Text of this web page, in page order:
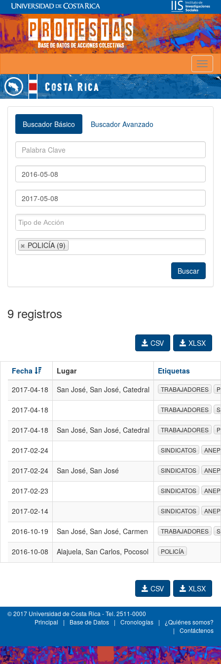
Buscador Básico Buscador Avanzado
POLICÍA (9)
9 registros
XLSX
CSV
Fecha Lugar
Etiquetas
2017-04-18
San José, San José, Catedral TRABAJADORES
2017-04-18 TRABAJADORES
2017-04-18 San José, San José, Catedral TRABAJADORES
2017-02-24 SINDICATOS ANEP
2017-02-24 San José, San José SINDICATOS ANEP
2017-02-23 SINDICATOS ANEP
2017-02-14 SINDICATOS ANEP
2016-10-19 San José, San José, Carmen TRABAJADORES
2016-10-08 Alajuela, San Carlos, Pocosol POLICÍA
XLSX
CSV
© 2017 Universidad de Costa Rica - Tel. 2511-0000
Principal
| Base de Datos | Cronologías |
¿Quiénes somos?
|
Contáctenos